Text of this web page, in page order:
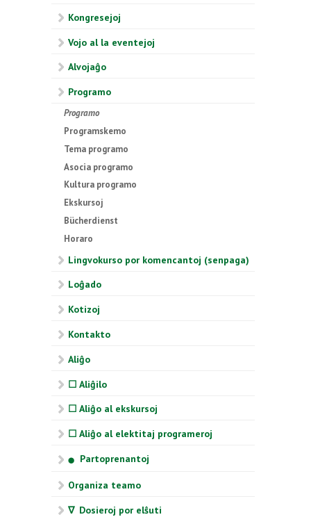
Kongresejoj
Vojo al la eventejoj
Alvojaĝo
Programo
Programo
Programskemo
Tema programo
Asocia programo
Kultura programo
Ekskursoj
Bücherdienst
Horaro
Lingvokurso por komencantoj (senpaga)
Loĝado
Kotizoj
Kontakto
Aliĝo
☐ Aliĝilo
☐ Aliĝo al ekskursoj
☐ Aliĝo al elektitaj programeroj
⬤ Partoprenantoj
Organiza teamo
∇ Dosieroj por elŝuti